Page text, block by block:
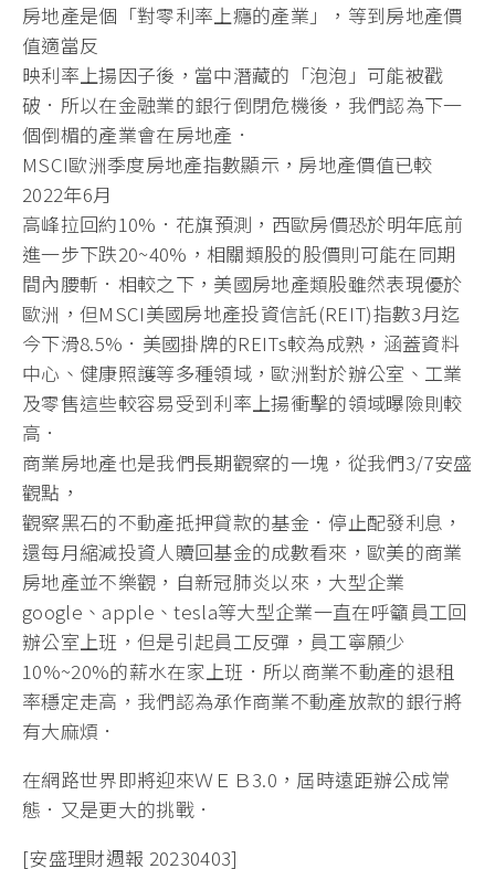
房地產是個「對零利率上癮的產業」，等到房地產價
值適當反
映利率上揚因子後，當中潛藏的「泡泡」可能被戳
破．所以在金融業的銀行倒閉危機後，我們認為下一
個倒楣的產業會在房地產．
MSCI歐洲季度房地產指數顯示，房地產價值已較
2022年6月
高峰拉回約10%．花旗預測，西歐房價恐於明年底前
進一步下跌20~40%，相關類股的股價則可能在同期
間內腰斬．相較之下，美國房地產類股雖然表現優於
歐洲，但MSCI美國房地產投資信託(REIT)指數3月迄
今下滑8.5%．美國掛牌的REITs較為成熟，涵蓋資料
中心、健康照護等多種領域，歐洲對於辦公室、工業
及零售這些較容易受到利率上揚衝擊的領域曝險則較
高．
商業房地產也是我們長期觀察的一塊，從我們3/7安盛
觀點，
觀察黑石的不動產抵押貸款的基金．停止配發利息，
還每月縮減投資人贖回基金的成數看來，歐美的商業
房地產並不樂觀，自新冠肺炎以來，大型企業
google、apple、tesla等大型企業一直在呼籲員工回
辦公室上班，但是引起員工反彈，員工寧願少
10%~20%的薪水在家上班．所以商業不動產的退租
率穩定走高，我們認為承作商業不動產放款的銀行將
有大麻煩．
在網路世界即將迎來ＷＥＢ3.0，屆時遠距辦公成常
態．又是更大的挑戰．
[安盛理財週報 20230403]